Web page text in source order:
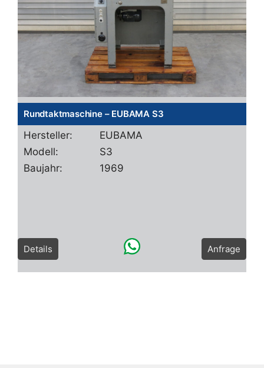
Rundtaktmaschine – EUBAMA S3
Hersteller:
EUBAMA
Modell:
S3
Baujahr:
1969
Details Anfrage